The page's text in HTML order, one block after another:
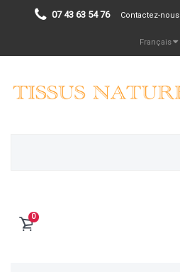
07 43 63 54 76 Contactez-nous
Français
0